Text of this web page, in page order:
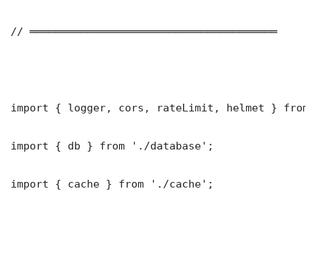
// ═══════════════════════════════════════
import { logger, cors, rateLimit, helmet } from
import { db } from './database';
import { cache } from './cache';